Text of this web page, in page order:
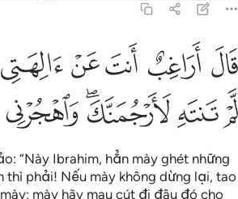
قال اراغب انت عن الهتي يا ابراهيم لين لم تنته
قَالَ أَرَاغِبٌ أَنتَ عَنْ ءَالِهَتِى يَـٰٓإِبْرَٰهِيمُ ۖ لَئِن
ﲖ ﲗ ﲘﲙﲚ
ﲞﲟﲠﲡﲢ
“Này Ibrahim, hẳn mày ghét những
thì phải! Nếu mày không dừng lại, tao
mày hãy mau cút đi đâu đó cho